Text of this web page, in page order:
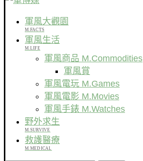
軍風大觀園
M.FACTS
軍風生活
M.LIFE
軍風商品 M.Commodities
軍風賞
軍風電玩 M.Games
軍風電影 M.Movies
軍風手錶 M.Watches
野外求生
M.SURVIVE
救護醫療
M.MEDICAL